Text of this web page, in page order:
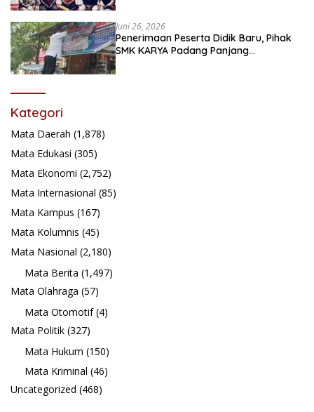
Juni 26, 2026
Penerimaan Peserta Didik Baru, Pihak
SMK KARYA Padang Panjang
Kategori
Mata Daerah (1,878)
Mata Edukasi (305)
Mata Ekonomi (2,752)
Mata Internasional (85)
Mata Kampus (167)
Mata Kolumnis (45)
Mata Nasional (2,180)
Mata Berita (1,497)
Mata Olahraga (57)
Mata Otomotif(4)
Mata Politik (327)
Mata Hukum (150)
Mata Kriminal (46)
Uncategorized (468)